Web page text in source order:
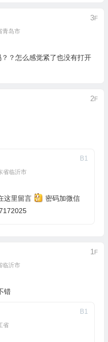
青岛市
3F
？怎么感觉紧了也没有打开
2F
省临沂市
B1
这里留言
密码加微信
临沂市
1 F
错
省
B1